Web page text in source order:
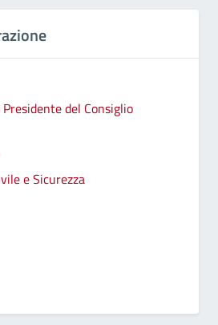
del Consiglio
e Sicurezza